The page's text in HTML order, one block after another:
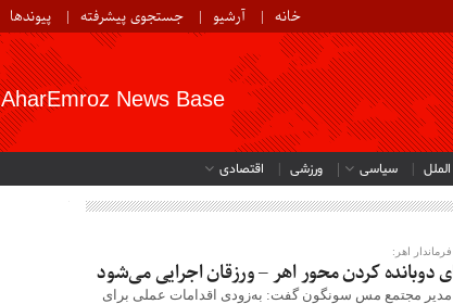
خانه آرشیو جستجوی پیشرفته پیوندها
AharEmroz News Base
سیاسی ورزشی اقتصادی
اهر:
دوبانده کردن محور اهر – ورزقان اجرایی می‌شود
مدیر‌ مجتمع مس سونگون گفت: به‌زودی اقدامات عملی برای